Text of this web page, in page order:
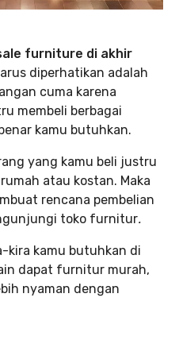
furniture di akhir
diperhatikan adalah
cuma karena
membeli berbagai
kamu butuhkan.
yang kamu beli justru
atau kostan. Maka
rencana pembelian
toko furnitur.
kira kamu butuhkan di
dapat furnitur murah,
nyaman dengan